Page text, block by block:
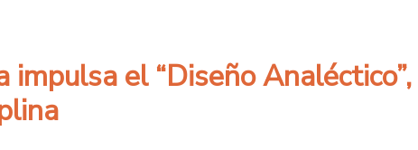
impulsa el “Diseño